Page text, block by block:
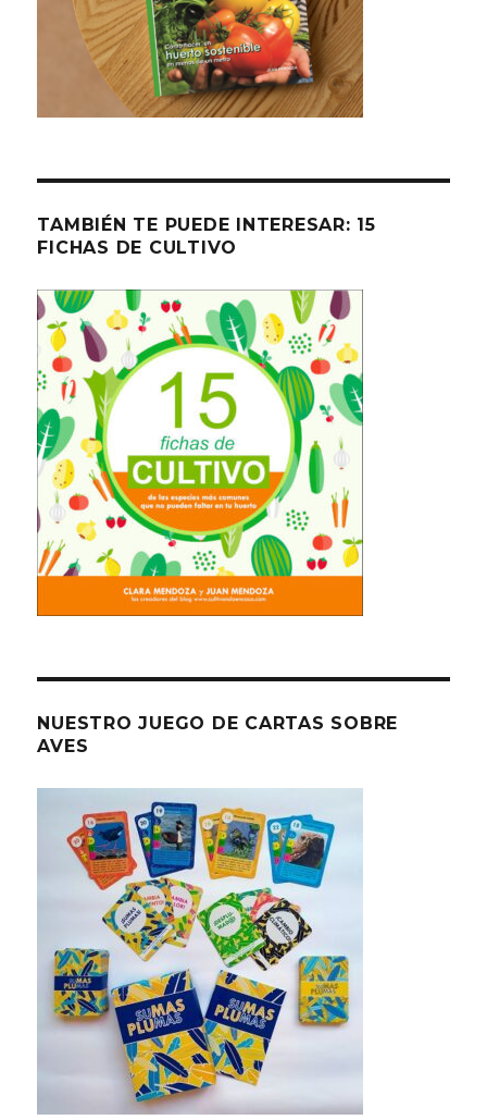
TAMBIÉN TE PUEDE INTERESAR: 15
FICHAS DE CULTIVO
NUESTRO JUEGO DE CARTAS SOBRE
AVES